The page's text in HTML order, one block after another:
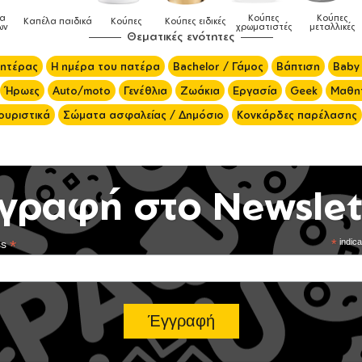
Καπέλα παιδικά Κούπες Κούπες ειδικές Κούπες
χρωματιστές
Κούπες
μεταλλικές
Θεματικές ενότητες
Η ημέρα του πατέρα Bachelor / Γάμος Βάπτιση
Ήρωες Auto/moto Γενέθλια Ζωάκια Εργασία Geek
Σώματα ασφαλείας / Δημόσιο Κονκάρδες παρέλασης
στο
*
*